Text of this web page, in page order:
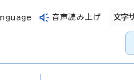
音声読み上げ 文字